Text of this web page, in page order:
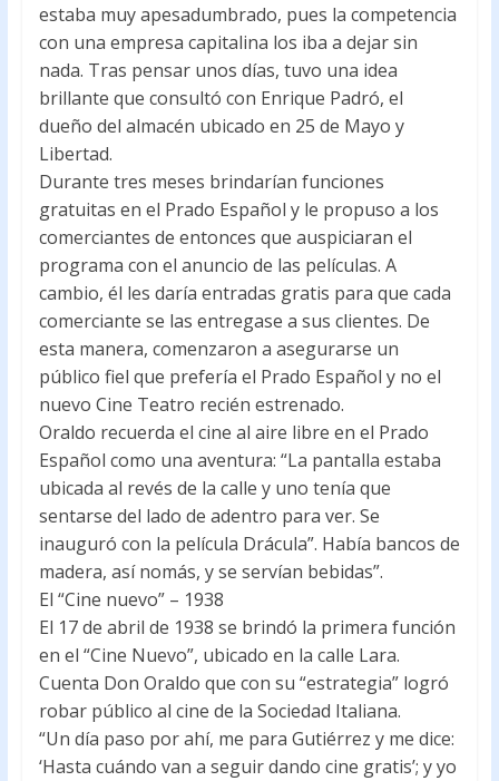
estaba muy apesadumbrado, pues la competencia
con una empresa capitalina los iba a dejar sin
nada. Tras pensar unos días, tuvo una idea
brillante que consultó con Enrique Padró, el
dueño del almacén ubicado en 25 de Mayo y
Libertad.
Durante tres meses brindarían funciones
gratuitas en el Prado Español y le propuso a los
comerciantes de entonces que auspiciaran el
programa con el anuncio de las películas. A
cambio, él les daría entradas gratis para que cada
comerciante se las entregase a sus clientes. De
esta manera, comenzaron a asegurarse un
público fiel que prefería el Prado Español y no el
nuevo Cine Teatro recién estrenado.
Oraldo recuerda el cine al aire libre en el Prado
Español como una aventura: “La pantalla estaba
ubicada al revés de la calle y uno tenía que
sentarse del lado de adentro para ver. Se
inauguró con la película Drácula”. Había bancos de
madera, así nomás, y se servían bebidas”.
El “Cine nuevo” – 1938
El 17 de abril de 1938 se brindó la primera función
en el “Cine Nuevo”, ubicado en la calle Lara.
Cuenta Don Oraldo que con su “estrategia” logró
robar público al cine de la Sociedad Italiana.
“Un día paso por ahí, me para Gutiérrez y me dice:
‘Hasta cuándo van a seguir dando cine gratis’; y yo